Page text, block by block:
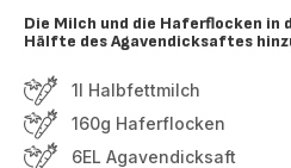
Die Milch und die Haferflocken in
Hälfte des Agavendicksaftes
1l Halbfettmilch
160g Haferflocken
6EL Agavendicksaft